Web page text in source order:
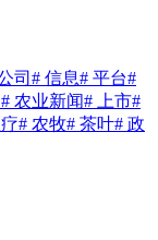
司 # 信息# 平台#
# 农业新闻# 上市#
# 农牧# 茶叶# 政